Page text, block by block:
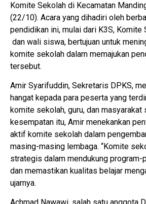
Komite Sekolah di Kecamatan
(22/10). Acara yang dihadiri oleh
pendidikan ini, mulai dari K3S, Komite
dan wali siswa, bertujuan untuk
komite sekolah dalam memajukan
tersebut.
Amir Syarifuddin, Sekretaris DPKS,
hangat kepada para peserta yang
komite sekolah, guru, dan masyarakat
kesempatan itu, Amir menekankan
aktif komite sekolah dalam
masing-masing lembaga. “Komite
strategis dalam mendukung program-
dan memastikan kualitas belajar
ujarnya.